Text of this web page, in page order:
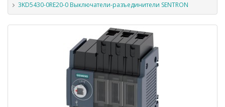
3KD5430-0RE20-0 Выключатели-разъединители SENTRON